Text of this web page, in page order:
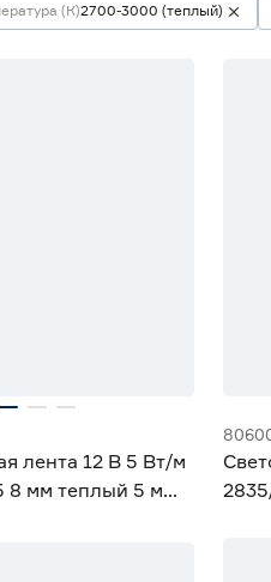
(К)2700-3000 (теплый)
лента 12 В 5 Вт/м
8 мм теплый 5 м